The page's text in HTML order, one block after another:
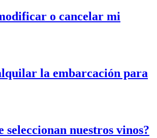
o cancelar mi
la embarcación para
seleccionan nuestros vinos?